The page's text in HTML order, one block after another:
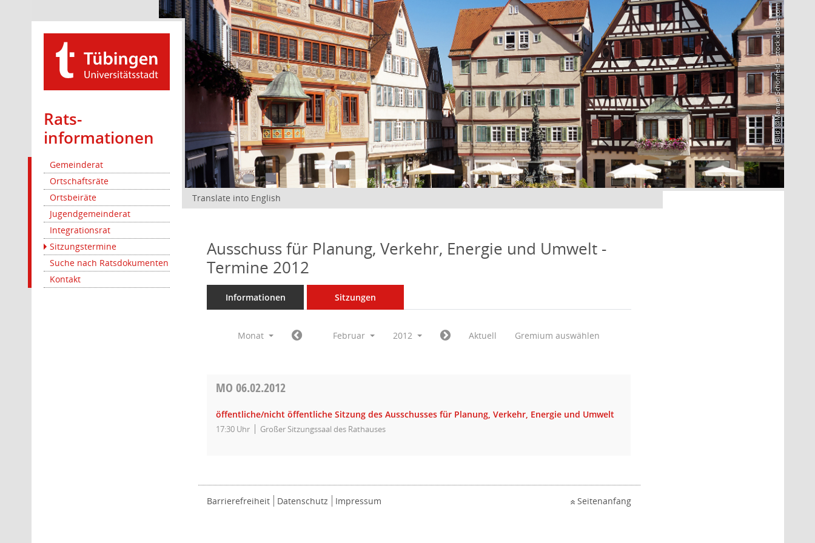
Rats­
informationen
Gemeinderat
Ortschaftsräte
Ortsbeiräte
Jugendgemeinderat
Integrationsrat
Sitzungstermine
Suche nach Ratsdokumenten
Kontakt
Bild: @Manuel Schönfeld – stock.adobe.com
Translate into English
Ausschuss für Planung, Verkehr, Energie und Umwelt -
Termine 2012
Informationen Sitzungen
Monat Februar 2012 Aktuell Gremium auswählen
MO06.02.2012
öffentliche/nicht öffentliche Sitzung des Ausschusses für Planung, Verkehr, Energie und Umwelt
17:30 Uhr Großer Sitzungssaal des Rathauses
Barrierefreiheit Datenschutz Impressum Seitenanfang